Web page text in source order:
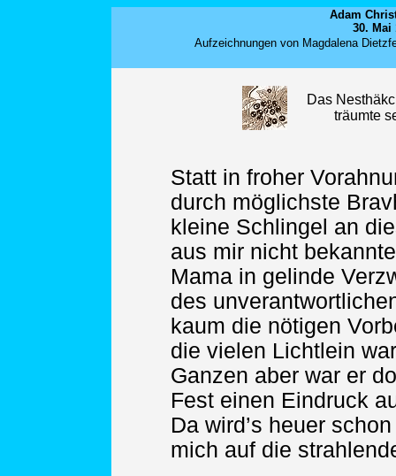
Adam
30. Mai
Aufzeichnungen von Magdalena
Das
träumte
Statt in froher
durch möglichste
kleine Schlingel an
aus mir nicht
Mama in gelinde
des
kaum die nötigen
die vielen Lichtlein
Ganzen aber war er
Fest einen Eindruck
Da wird’s heuer
mich auf die